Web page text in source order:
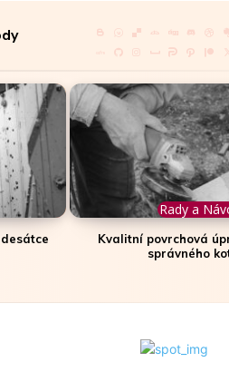
Rady a
Kvalitní povrchová
správného